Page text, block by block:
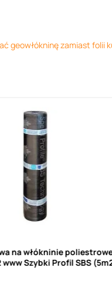
geowłókninę zamiast folii
na włókninie
www Szybki Profil SBS